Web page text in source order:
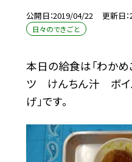
公開日 2019/04/22 更新日
日々のできごと
本日の給食は「わか
ツ けんちん汁 ボイ
げ」です。